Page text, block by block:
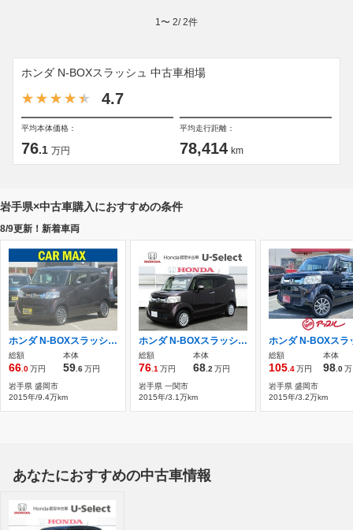
1 〜 2/2件
ホンダ N-BOXスラッシュ 中古車相場
4.7
平均本体価格：
76.1 万円
平均走行距離：
78,414 km
岩手県×中古車購入におすすめの条件
8/9更新！新着車両
ホンダ N-BOXスラッシュ 660 X ターボパッケージ 4WD シティブレーキ パドルシフト
総額
66 .0万円
本体
59 .6万円
岩手県 盛岡市
2015年/9.4万km
ホンダ N-BOXスラッシュ 660 G Aパッケージ 4WD
総額
76 .1 万円
本体
68 .2 万円
岩手県 一関市
2015年/3.1万km
総額
105 .4万円
本体
98 .0
岩手県 盛岡市
2015年/3.2万km
あなたにおすすめの中古車情報